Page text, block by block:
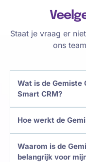
Staat je vraag er
ons
Wat is de Gemiste
Smart CRM?
Hoe werkt de
Waarom is de
belangrijk voor